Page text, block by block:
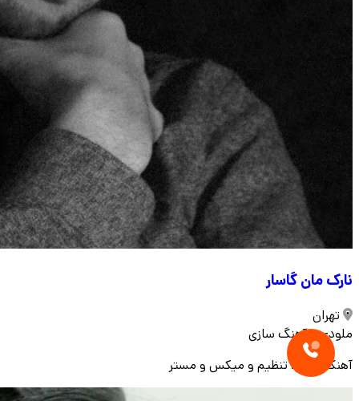
نارک مان گاسار
تهران
ملودی و آهنگ سازی
آهنگ سازی، تنظیم و میکس و مستر